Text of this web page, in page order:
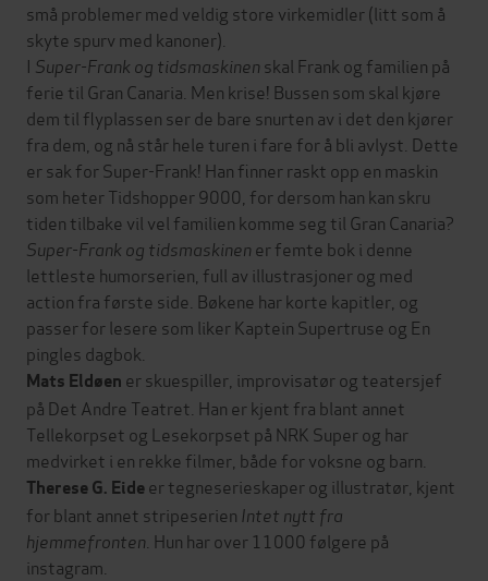
små problemer med veldig store virkemidler (litt som å
skyte spurv med kanoner).
I Super-Frank og tidsmaskinen skal Frank og familien på
ferie til Gran Canaria. Men krise! Bussen som skal kjøre
dem til flyplassen ser de bare snurten av i det den kjører
fra dem, og nå står hele turen i fare for å bli avlyst. Dette
er sak for Super-Frank! Han finner raskt opp en maskin
som heter Tidshopper 9000, for dersom han kan skru
tiden tilbake vil vel familien komme seg til Gran Canaria?
Super-Frank og tidsmaskinen er femte bok i denne
lettleste humorserien, full av illustrasjoner og med
action fra første side. Bøkene har korte kapitler, og
passer for lesere som liker Kaptein Supertruse og En
pingles dagbok.
Mats Eldøen er skuespiller, improvisatør og teatersjef
på Det Andre Teatret. Han er kjent fra blant annet
Tellekorpset og Lesekorpset på NRK Super og har
medvirket i en rekke filmer, både for voksne og barn.
Therese G. Eideer tegneserieskaper og illustratør, kjent
for blant annet stripeserien Intet nytt fra
hjemmefronten . Hun har over 11000 følgere på
instagram.